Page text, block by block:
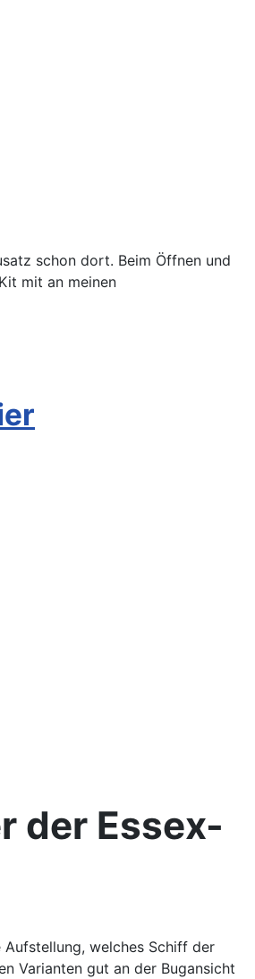
schon dort. Beim Öffnen und
mit an meinen
der Essex-
Aufstellung, welches Schiff der
Varianten gut an der Bugansicht